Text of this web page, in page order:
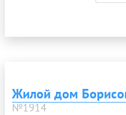
Жилой дом
№1914